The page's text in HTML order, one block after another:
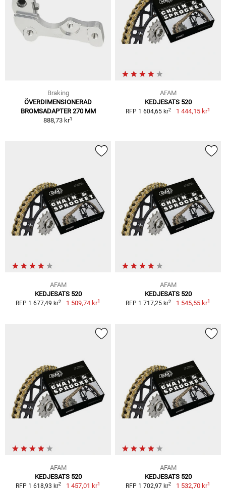
Braking
ÖVERDIMENSIONERAD
BROMSADAPTER 270 MM
888,73 kr1
AFAM
KEDJESATS 520
RFP 1 604,65 kr2 1 444,15 kr1
AFAM
KEDJESATS 520
RFP 1 677,49 kr2 1 509,74 kr1
AFAM
KEDJESATS 520
RFP 1 717,25 kr2 1 545,55 kr1
AFAM
KEDJESATS 520
RFP 1 618,93 kr2 1 457,01 kr1
AFAM
KEDJESATS 520
RFP 1 702,97 kr2 1 532,70 kr1